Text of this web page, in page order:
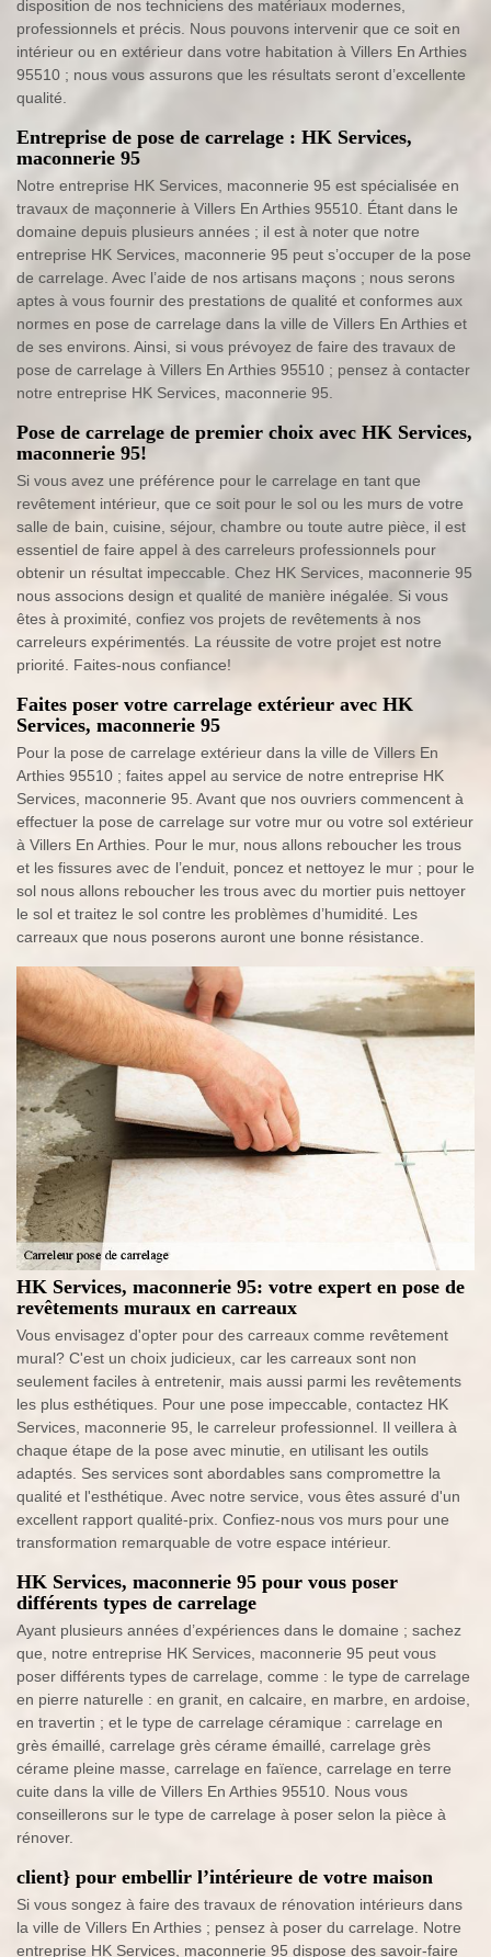
disposition de nos techniciens des matériaux modernes,
professionnels et précis. Nous pouvons intervenir que ce soit en
intérieur ou en extérieur dans votre habitation à Villers En Arthies
95510 ; nous vous assurons que les résultats seront d’excellente
qualité.
Entreprise de pose de carrelage : HK Services,
maconnerie 95
Notre entreprise HK Services, maconnerie 95 est spécialisée en
travaux de maçonnerie à Villers En Arthies 95510. Étant dans le
domaine depuis plusieurs années ; il est à noter que notre
entreprise HK Services, maconnerie 95 peut s’occuper de la pose
de carrelage. Avec l’aide de nos artisans maçons ; nous serons
aptes à vous fournir des prestations de qualité et conformes aux
normes en pose de carrelage dans la ville de Villers En Arthies et
de ses environs. Ainsi, si vous prévoyez de faire des travaux de
pose de carrelage à Villers En Arthies 95510 ; pensez à contacter
notre entreprise HK Services, maconnerie 95.
Pose de carrelage de premier choix avec HK Services,
maconnerie 95!
Si vous avez une préférence pour le carrelage en tant que
revêtement intérieur, que ce soit pour le sol ou les murs de votre
salle de bain, cuisine, séjour, chambre ou toute autre pièce, il est
essentiel de faire appel à des carreleurs professionnels pour
obtenir un résultat impeccable. Chez HK Services, maconnerie 95
nous associons design et qualité de manière inégalée. Si vous
êtes à proximité, confiez vos projets de revêtements à nos
carreleurs expérimentés. La réussite de votre projet est notre
priorité. Faites-nous confiance!
Faites poser votre carrelage extérieur avec HK
Services, maconnerie 95
Pour la pose de carrelage extérieur dans la ville de Villers En
Arthies 95510 ; faites appel au service de notre entreprise HK
Services, maconnerie 95. Avant que nos ouvriers commencent à
effectuer la pose de carrelage sur votre mur ou votre sol extérieur
à Villers En Arthies. Pour le mur, nous allons reboucher les trous
et les fissures avec de l’enduit, poncez et nettoyez le mur ; pour le
sol nous allons reboucher les trous avec du mortier puis nettoyer
le sol et traitez le sol contre les problèmes d’humidité. Les
carreaux que nous poserons auront une bonne résistance.
HK Services, maconnerie 95: votre expert en pose de
revêtements muraux en carreaux
Vous envisagez d'opter pour des carreaux comme revêtement
mural? C'est un choix judicieux, car les carreaux sont non
seulement faciles à entretenir, mais aussi parmi les revêtements
les plus esthétiques. Pour une pose impeccable, contactez HK
Services, maconnerie 95, le carreleur professionnel. Il veillera à
chaque étape de la pose avec minutie, en utilisant les outils
adaptés. Ses services sont abordables sans compromettre la
qualité et l'esthétique. Avec notre service, vous êtes assuré d'un
excellent rapport qualité-prix. Confiez-nous vos murs pour une
transformation remarquable de votre espace intérieur.
HK Services, maconnerie 95 pour vous poser
différents types de carrelage
Ayant plusieurs années d’expériences dans le domaine ; sachez
que, notre entreprise HK Services, maconnerie 95 peut vous
poser différents types de carrelage, comme : le type de carrelage
en pierre naturelle : en granit, en calcaire, en marbre, en ardoise,
en travertin ; et le type de carrelage céramique : carrelage en
grès émaillé, carrelage grès cérame émaillé, carrelage grès
cérame pleine masse, carrelage en faïence, carrelage en terre
cuite dans la ville de Villers En Arthies 95510. Nous vous
conseillerons sur le type de carrelage à poser selon la pièce à
rénover.
client} pour embellir l’intérieure de votre maison
Si vous songez à faire des travaux de rénovation intérieurs dans
la ville de Villers En Arthies ; pensez à poser du carrelage. Notre
entreprise HK Services, maconnerie 95 dispose des savoir-faire